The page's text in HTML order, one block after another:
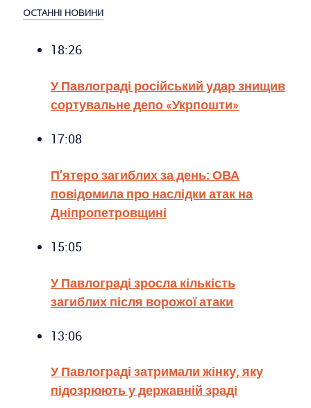
ОСТАННІ НОВИНИ
18:26
У Павлограді російський удар знищив
сортувальне депо «Укрпошти»
17:08
П’ятеро загиблих за день: ОВА
повідомила про наслідки атак на
Дніпропетровщині
15:05
У Павлограді зросла кількість
загиблих після ворожої атаки
13:06
У Павлограді затримали жінку, яку
підозрюють у державній зраді